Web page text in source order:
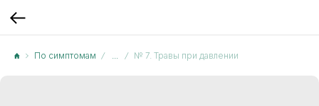
По симптомам ... № 7. Травы при давлении